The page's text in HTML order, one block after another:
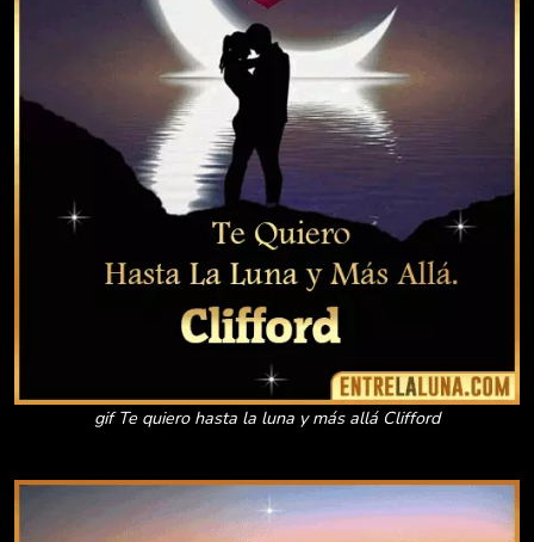
gif Te quiero hasta la luna y más allá Clifford